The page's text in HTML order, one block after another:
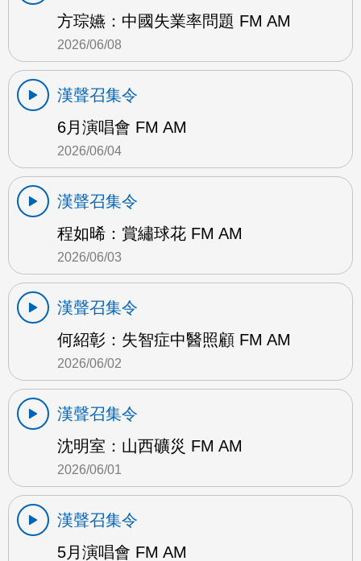
方琮嬿：中國失業率問題 FM AM
2026/06/08
漢聲召集令
6月演唱會 FM AM
2026/06/04
漢聲召集令
程如晞：賞繡球花 FM AM
2026/06/03
漢聲召集令
何紹彰：失智症中醫照顧 FM AM
2026/06/02
漢聲召集令
沈明室：山西礦災 FM AM
2026/06/01
漢聲召集令
5月演唱會 FM AM